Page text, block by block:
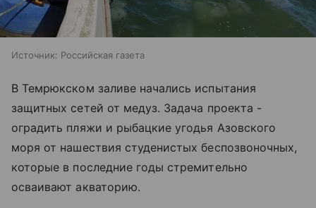
Источник: Российская газета
В Темрюкском заливе начались испытания
защитных сетей от медуз. Задача проекта -
оградить пляжи и рыбацкие угодья Азовского
моря от нашествия студенистых беспозвоночных,
которые в последние годы стремительно
осваивают акваторию.